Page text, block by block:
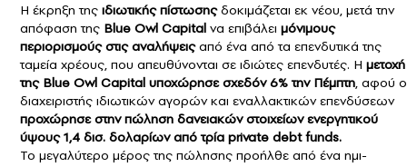
Η έκρηξη της ιδιωτικής πίστωσηςδοκιμάζεται εκ νέου, μετά την
απόφαση της Blue Owl Capital να επιβάλει μόνιμους
περιορισμούς στις αναλήψειςαπό ένα από τα επενδυτικά της
ταμεία χρέους, που απευθύνονται σε ιδιώτες επενδυτές. Η μετοχή
της Blue Owl Capital υποχώρησε σχεδόν 6% την Πέμπτη, αφού ο
διαχειριστής ιδιωτικών αγορών και εναλλακτικών επενδύσεων
προχώρησε στην πώληση δανειακών στοιχείων ενεργητικού
ύψους 1,4 δισ. δολαρίων από τρία private debt funds.
Το μεγαλύτερο μέρος της πώλησης προήλθε από ένα ημι-